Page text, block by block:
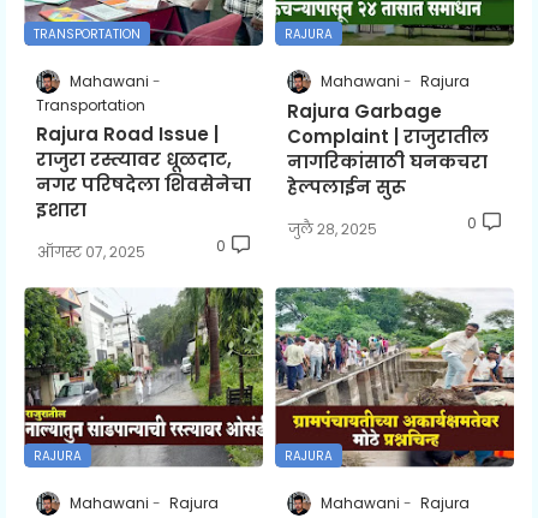
TRANSPORTATION
Mahawani
Transportation
Rajura Road Issue |
राजुरा रस्त्यावर धूळदाट,
नगर परिषदेला शिवसेनेचा
इशारा
ऑगस्ट ०७, २०२५ 0
RAJURA
Mahawani Rajura
Rajura Garbage
Complaint | राजुरातील
नागरिकांसाठी घनकचरा
हेल्पलाईन सुरू
जुलै २८, २०२५ 0
RAJURA
Mahawani Rajura
RAJURA
Mahawani Rajura